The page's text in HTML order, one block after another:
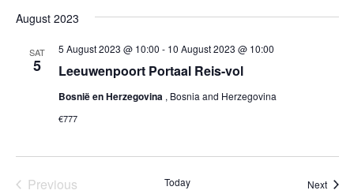
August 2023
SAT
5 Leeuwenpoort Portaal Reis-vol
5 August 2023 @ 10:00 - 10 August 2023 @ 10:00
Bosnië en Herzegovina , Bosnia and Herzegovina
€777
Previous
Today Next